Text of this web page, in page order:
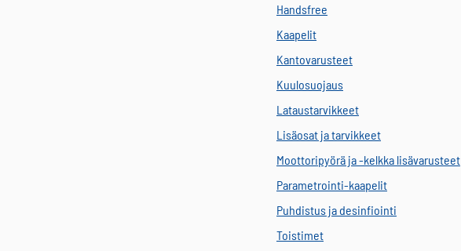
Handsfree
Kaapelit
Kantovarusteet
Kuulosuojaus
Lataustarvikkeet
Lisäosat ja tarvikkeet
Moottoripyörä ja -kelkka lisävarusteet
Parametrointi-kaapelit
Puhdistus ja desinfiointi
Toistimet